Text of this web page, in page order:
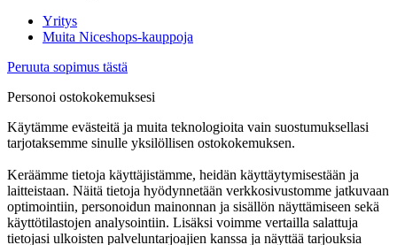
Yritys
Muita Niceshops-kauppoja
Peruuta sopimus tästä
Personoi ostokokemuksesi
Käytämme evästeitä ja muita teknologioita vain suostumuksellasi
tarjotaksemme sinulle yksilöllisen ostokokemuksen.
Keräämme tietoja käyttäjistämme, heidän käyttäytymisestään ja
laitteistaan. Näitä tietoja hyödynnetään verkkosivustomme jatkuvaan
optimointiin, personoidun mainonnan ja sisällön näyttämiseen sekä
käyttötilastojen analysointiin. Lisäksi voimme vertailla salattuja
tietojasi ulkoisten palveluntarjoajien kanssa ja näyttää tarjouksia